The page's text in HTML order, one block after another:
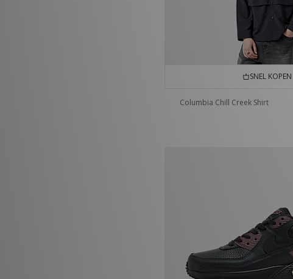
SNEL KOPEN
Columbia Chill Creek Shirt